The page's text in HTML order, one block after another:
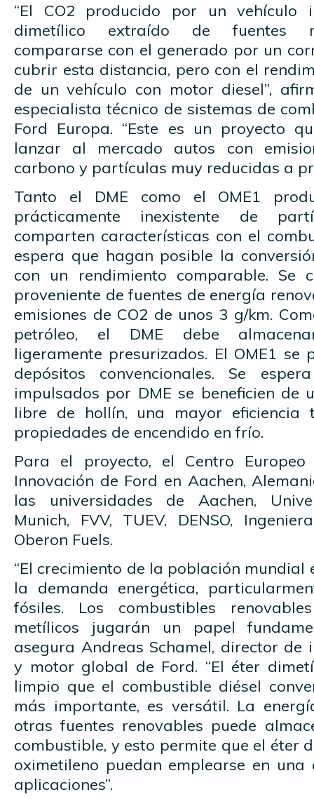
“El CO2 producido por un vehículo
dimetílico extraído de fuentes
compararse con el generado por un
cubrir esta distancia, pero con el
de un vehículo con motor diesel”,
especialista técnico de sistemas de
Ford Europa. “Este es un proyecto
lanzar al mercado autos con
carbono y partículas muy reducidas a
Tanto el DME como el OME1
prácticamente inexistente de
comparten características con el
espera que hagan posible la
con un rendimiento comparable. Se
proveniente de fuentes de energía
emisiones de CO2 de unos 3 g/km.
petróleo, el DME debe
ligeramente presurizados. El OME1 se
depósitos convencionales. Se
impulsados por DME se beneficien de
libre de hollín, una mayor eficiencia
propiedades de encendido en frío.
Para el proyecto, el Centro
Innovación de Ford en Aachen,
las universidades de Aachen,
Munich, FVV, TUEV, DENSO,
Oberon Fuels.
“El crecimiento de la población mundial
la demanda energética,
fósiles. Los combustibles
metílicos jugarán un papel
asegura Andreas Schamel, director de
y motor global de Ford. “El éter
limpio que el combustible diésel
más importante, es versátil. La
otras fuentes renovables puede
combustible, y esto permite que el éter
oximetileno puedan emplearse en
aplicaciones”.